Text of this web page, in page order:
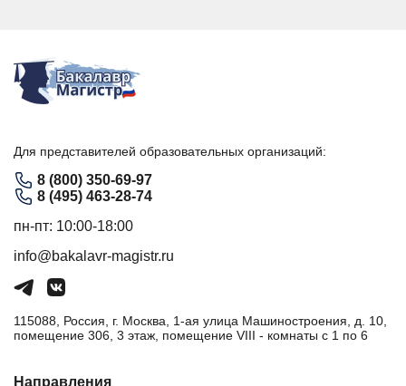
Для представителей образовательных организаций:
8 (800) 350-69-97
8 (495) 463-28-74
пн-пт: 10:00-18:00
info@bakalavr-magistr.ru
115088, Россия, г. Москва, 1-ая улица Машиностроения, д. 10,
помещение 306, 3 этаж, помещение VIII - комнаты с 1 по 6
Направления